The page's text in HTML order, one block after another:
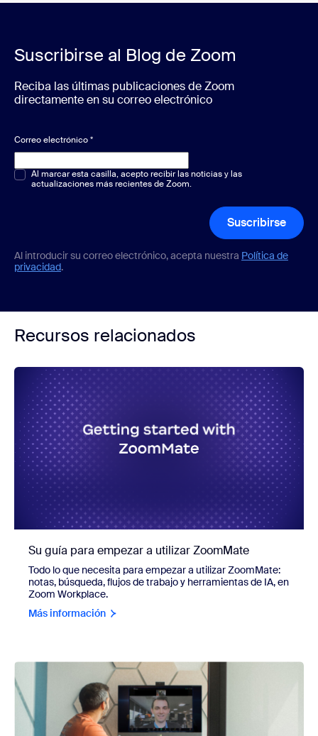
Suscribirse al Blog de Zoom
Reciba las últimas publicaciones de Zoom
directamente en su correo electrónico
Correo electrónico*
Opción múltiple o única*
Al marcar esta casilla, acepto recibir las noticias y las
actualizaciones más recientes de Zoom.
Suscribirse
Al introducir su correo electrónico, acepta nuestra Política de
privacidad.
Recursos relacionados
Su guía para empezar a utilizar ZoomMate
Todo lo que necesita para empezar a utilizar ZoomMate:
notas, búsqueda, flujos de trabajo y herramientas de IA, en
Zoom Workplace.
Más información